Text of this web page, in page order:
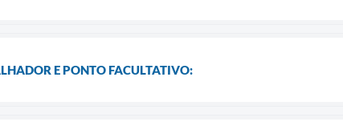
E PONTO FACULTATIVO: